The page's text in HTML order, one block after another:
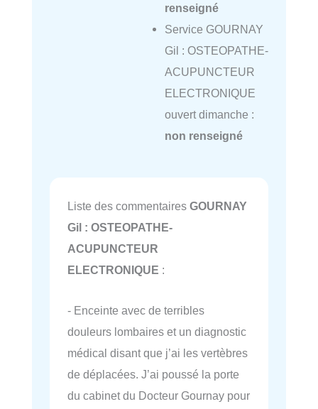
renseigné
Service GOURNAY
Gil : OSTEOPATHE-
ACUPUNCTEUR
ELECTRONIQUE
ouvert dimanche :
non renseigné
Liste des commentaires GOURNAY
Gil : OSTEOPATHE-
ACUPUNCTEUR
ELECTRONIQUE :
- Enceinte avec de terribles
douleurs lombaires et un diagnostic
médical disant que j’ai les vertèbres
de déplacées. J’ai poussé la porte
du cabinet du Docteur Gournay pour